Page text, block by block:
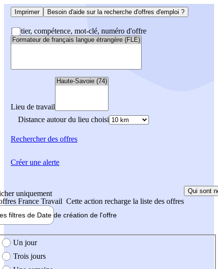
Imprimer Besoin d'aide sur la recherche d'offres d'emploi ?
Métier, compétence, mot-clé, numéro d'offre
Lieu de travail
Distance autour du lieu choisi
Rechercherdes offres
uniquement
France Travail Cette action recharge la liste des offres
Qui sont
filtres de Date de création de l'offre
création de l'offre
Un jour
Trois jours
Créer une alerte